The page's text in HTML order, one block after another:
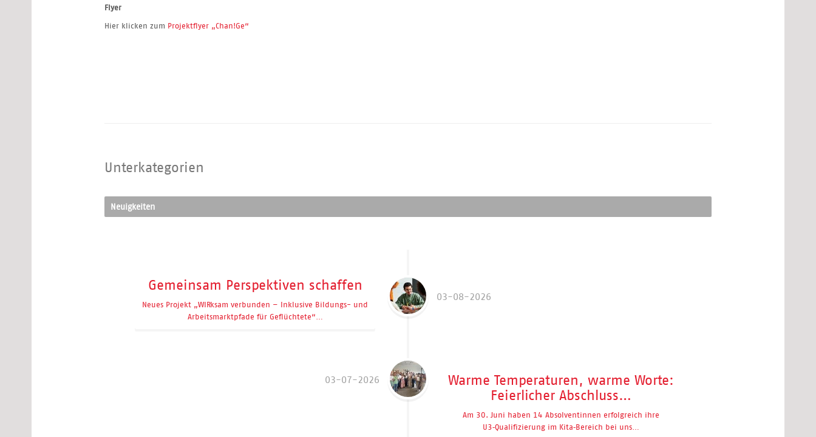
Flyer
Hier klicken zum Projektflyer „Chan!Ge“
Unterkategorien
Neuigkeiten
Gemeinsam Perspektiven schaffen
Neues Projekt „WIRksam verbunden – Inklusive Bildungs- und
Arbeitsmarktpfade für Geflüchtete“…
03-08-2026
Warme Temperaturen, warme Worte:
Feierlicher Abschluss…
Am 30. Juni haben 14 Absolventinnen erfolgreich ihre
U3‑Qualifizierung im Kita‑Bereich bei uns…
03-07-2026